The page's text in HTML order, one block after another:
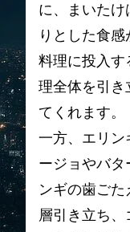
に、まいた
りとした食
料理に投入す
理全体を引き
てくれます。
一方、エリン
ージョやバタ
ンギの歯ご
層引き立ち